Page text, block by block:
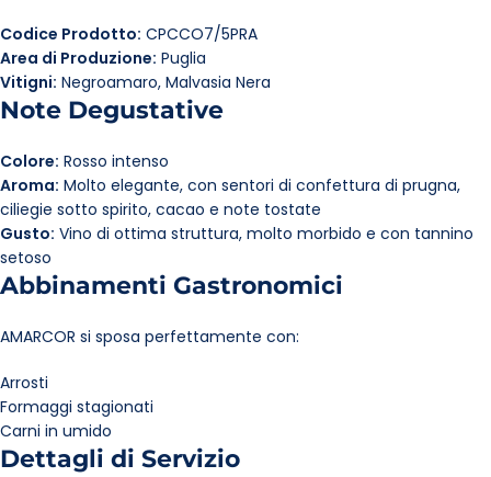
Codice Prodotto: CPCCO7/5PRA
Area di Produzione: Puglia
Vitigni: Negroamaro, Malvasia Nera
Note Degustative
Colore: Rosso intenso
Aroma: Molto elegante, con sentori di confettura di prugna,
ciliegie sotto spirito, cacao e note tostate
Gusto: Vino di ottima struttura, molto morbido e con tannino
setoso
Abbinamenti Gastronomici
AMARCOR si sposa perfettamente con:
Arrosti
Formaggi stagionati
Carni in umido
Dettagli di Servizio